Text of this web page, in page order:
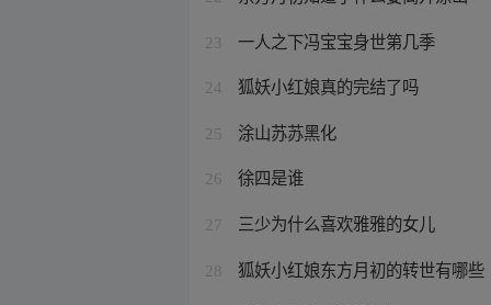
23 一人之下冯宝宝身世第几季
24 狐妖小红娘真的完结了吗
25 涂山苏苏黑化
26 徐四是谁
27 三少为什么喜欢雅雅的女儿
28 狐妖小红娘东方月初的转世有哪些